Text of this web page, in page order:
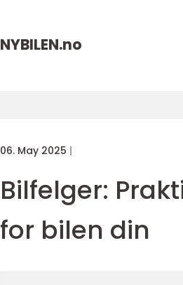
NYBILEN.no
06. May 2025
Bilfelger:
for bilen din